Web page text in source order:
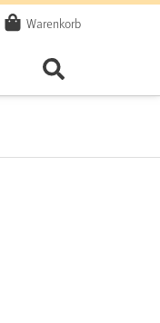
Warenkorb